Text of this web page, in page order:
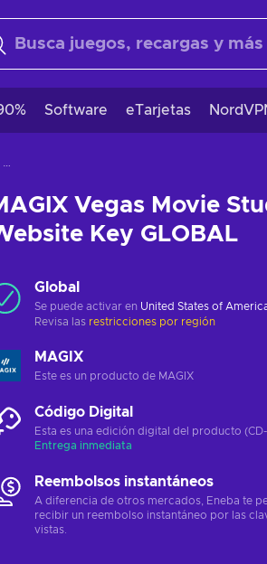
Software eTarjetas
MAGIX Vegas Movie Studio 16 Official Website Key GLOBAL
Vegas Movie
Key GLOBAL
Global
Se puede activar en United States of
Revisa las restricciones por región
MAGIX
Este es un producto de MAGIX
Código Digital
Esta es una edición digital del producto
Entrega inmediata
Reembolsos instantáneos
A diferencia de otros mercados, Eneba te
recibir un reembolso instantáneo por las
vistas.